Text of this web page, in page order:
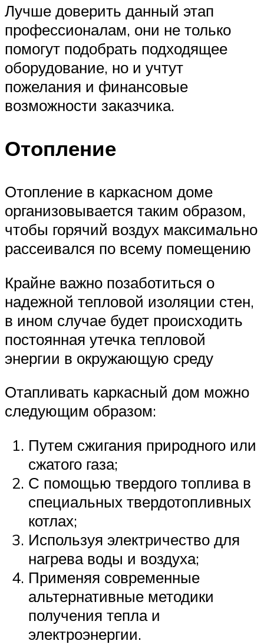
Лучше доверить данный этап
профессионалам, они не только
помогут подобрать подходящее
оборудование, но и учтут
пожелания и финансовые
возможности заказчика.
Отопление
Отопление в каркасном доме
организовывается таким образом,
чтобы горячий воздух максимально
рассеивался по всему помещению
Крайне важно позаботиться о
надежной тепловой изоляции стен,
в ином случае будет происходить
постоянная утечка тепловой
энергии в окружающую среду
Отапливать каркасный дом можно
следующим образом:
Путем сжигания природного или
сжатого газа;
С помощью твердого топлива в
специальных твердотопливных
котлах;
Используя электричество для
нагрева воды и воздуха;
Применяя современные
альтернативные методики
получения тепла и
электроэнергии.